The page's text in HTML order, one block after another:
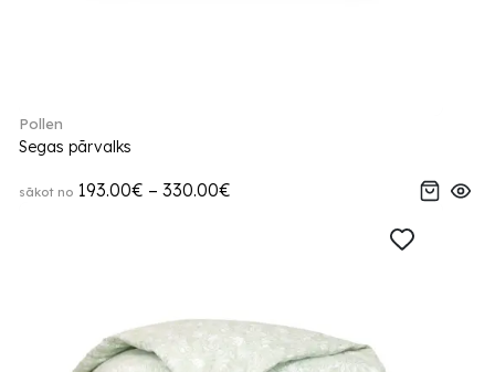
Pollen
Segas pārvalks
sākot no 193.00€ – 330.00€